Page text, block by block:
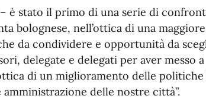
è stato il primo di una serie di
bolognese, nell’ottica di una
da condividere e opportunità da
delegate e delegati per aver messo a
di un miglioramento delle politiche
delle nostre città”.